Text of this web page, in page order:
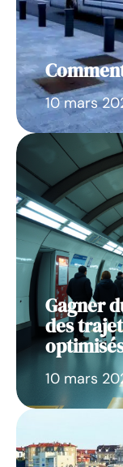
10 mars
Gagner
des
10 mars